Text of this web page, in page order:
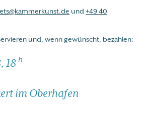
und+49 40
und, wenn gewünscht, bezahlen:
18 h
im Oberhafen